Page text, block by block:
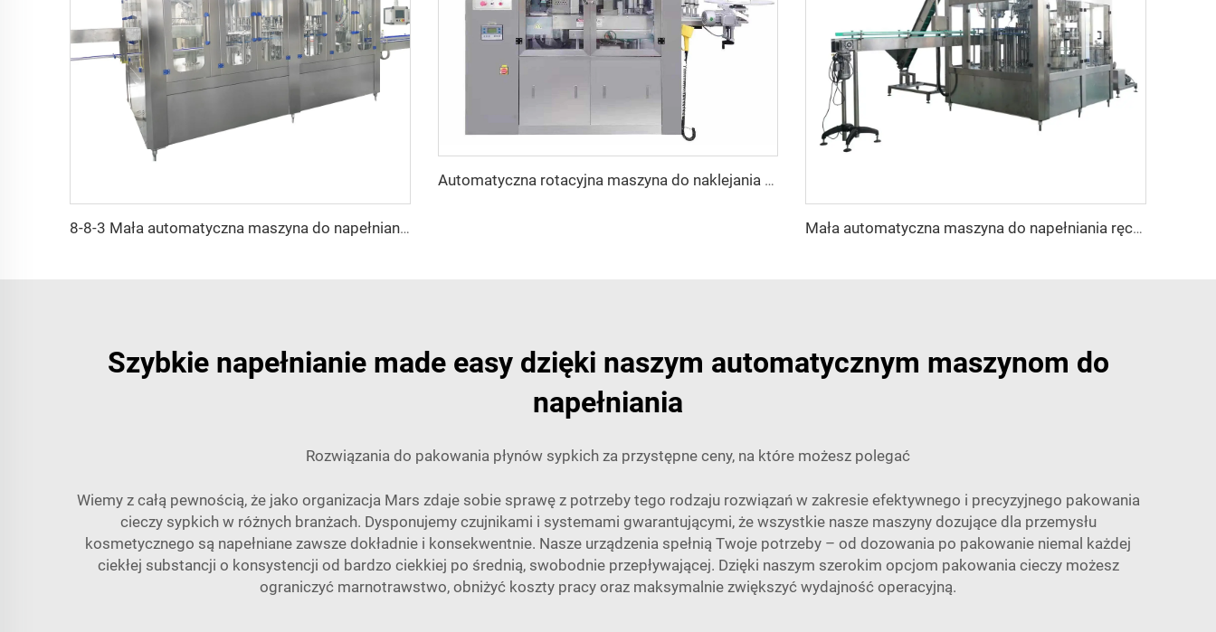
8-8-3 Mała automatyczna maszyna do napełniania butelek wodą destylowaną Producent maszyn do pakowania
Automatyczna rotacyjna maszyna do naklejania etykiet OPP z taśmy klejowej za pomocą gorącego kleju
Mała automatyczna maszyna do napełniania ręcznie robionego piwa w butelki szklane z zakrywaniem i etykietowaniem
Szybkie napełnianie made easy dzięki naszym automatycznym maszynom do
napełniania
Rozwiązania do pakowania płynów sypkich za przystępne ceny, na które możesz polegać
Wiemy z całą pewnością, że jako organizacja Mars zdaje sobie sprawę z potrzeby tego rodzaju rozwiązań w zakresie efektywnego i precyzyjnego pakowania
cieczy sypkich w różnych branżach. Dysponujemy czujnikami i systemami gwarantującymi, że wszystkie nasze maszyny dozujące dla przemysłu
kosmetycznego są napełniane zawsze dokładnie i konsekwentnie. Nasze urządzenia spełnią Twoje potrzeby – od dozowania po pakowanie niemal każdej
ciekłej substancji o konsystencji od bardzo ciekkiej po średnią, swobodnie przepływającej. Dzięki naszym szerokim opcjom pakowania cieczy możesz
ograniczyć marnotrawstwo, obniżyć koszty pracy oraz maksymalnie zwiększyć wydajność operacyjną.